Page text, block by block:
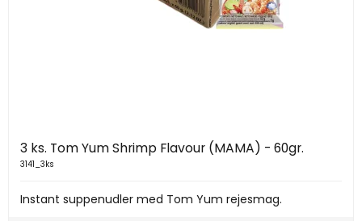
3 ks. Tom Yum Shrimp Flavour (MAMA) - 60gr.
3141_3ks
Instant suppenudler med Tom Yum rejesmag.